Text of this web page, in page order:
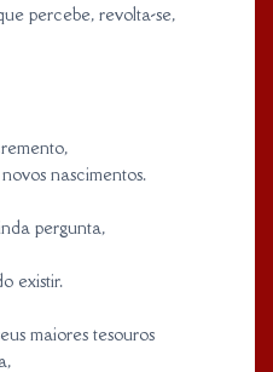
percebe, revolta-se,
nascimentos.
pergunta,
existir.
maiores tesouros